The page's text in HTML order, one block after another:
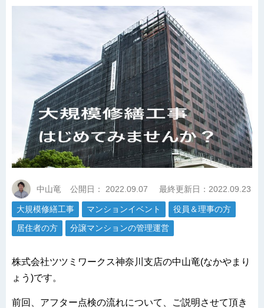
中山竜 公開日： 2022.09.07 最終更新日：2022.09.23
大規模修繕工事 マンションイベント
役員＆理事の方
居住者の方
分譲マンションの管理運営
株式会社ツツミワークス神奈川支店の中山竜(なかやまり
ょう)です。
前回、アフター点検の流れについて、ご説明させて頂き